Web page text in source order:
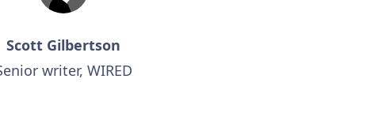
Scott Gilbertson
writer, WIRED